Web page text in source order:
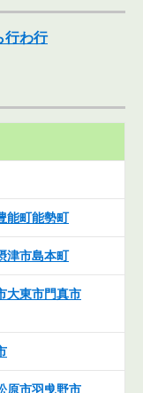
行わ行
能町能勢町
津市島本町
大東市門真市
原市羽曵野市